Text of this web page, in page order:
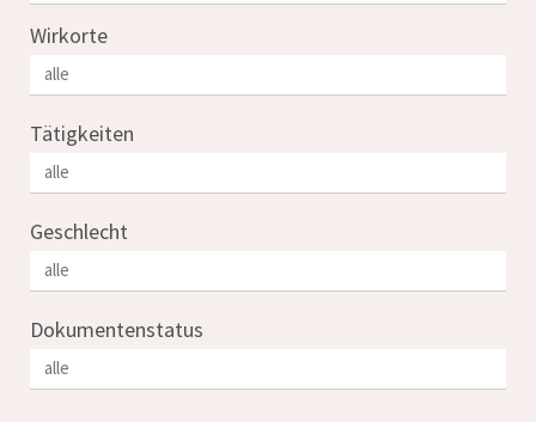
Wirkorte
Tätigkeiten
Geschlecht
Dokumentenstatus